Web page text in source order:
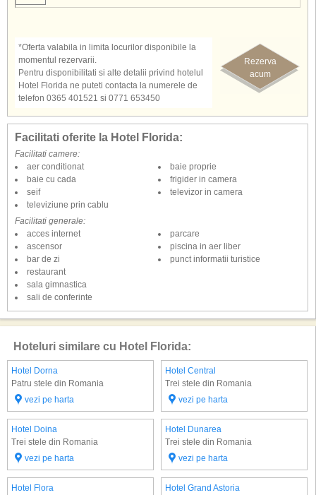
Rezerva
acum
*Oferta valabila in limita locurilor disponibile la
momentul rezervarii.
Pentru disponibilitati si alte detalii privind hotelul
Hotel Florida ne puteti contacta la numerele de
telefon 0365 401521 si 0771 653450
Facilitati oferite la Hotel Florida:
Facilitati camere:
aer conditionat
baie cu cada
baie proprie
frigider in camera
seif
televiziune prin cablu
televizor in camera
Facilitati generale:
acces internet
ascensor
bar de zi
parcare
piscina in aer liber
punct informatii turistice
restaurant
sala gimnastica
sali de conferinte
Hoteluri similare cu Hotel Florida:
Hotel Dorna
Patru stele din Romania
vezi pe harta
Hotel Central
Trei stele din Romania
vezi pe harta
Hotel Doina
Trei stele din Romania
vezi pe harta
Hotel Dunarea
Trei stele din Romania
vezi pe harta
Hotel Flora
Hotel Grand Astoria